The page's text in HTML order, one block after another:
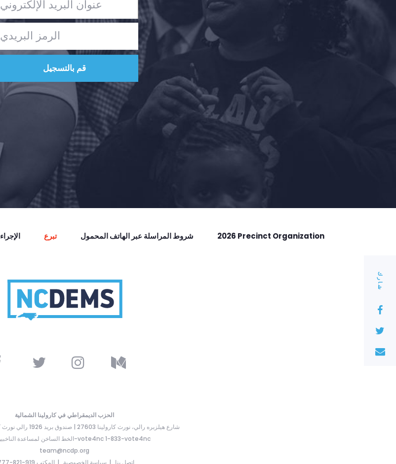
شارك
الإجراء تبرع شروط المراسلة عبر الهاتف المحمول 2026 Precinct Organization
الحزب الديمقراطي في كارولينا الشمالية
220 شارع هيلزبره رالي، نورث كارولينا 27603 | صندوق بريد 1926 رالي نورث كارولينا 27602
الخط الساخن لمساعدة الناخبين: 1-833-vote4nc 1-833-vote4nc
team@ncdp.org
المكتب 919-821-2777
سياسة الخصوصية اتصل بنا